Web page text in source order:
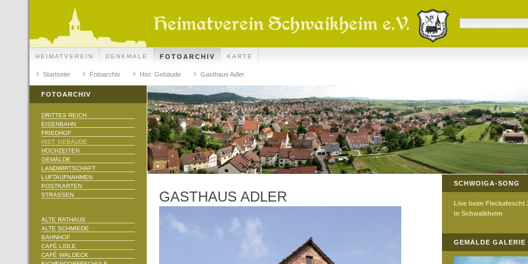
HEIMATVEREIN DENKMALE FOTOARCHIV KARTE
Startseite Fotoarchiv Hist. Gebäude Gasthaus Adler
FOTOARCHIV
DRITTES REICH
EISENBAHN
FRIEDHOF
HIST. GEBÄUDE
HOCHZEITEN
GEMÄLDE
LANDWIRTSCHAFT
LUFTAUFNAHMEN
POSTKARTEN
STRASSEN
ALTE RATHAUS
ALTE SCHMIEDE
BAHNHOF
CAFÉ LIDLE
CAFÉ WALDECK
GASTHAUS ADLER
SCHWOIGA-SONG
Live beim Fleckafescht
in Schwaikheim
GEMÄLDE GALERIE